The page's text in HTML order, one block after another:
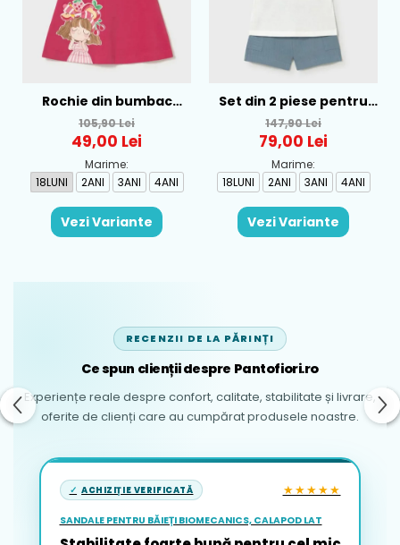
Rochie din bumbac
pentru fete Mayoral,
Rosu - 1930-069
105,90 Lei
49,00 Lei
Marime:
18LUNI
2ANI 3ANI 4ANI
Vezi Variante
Set din 2 piese pentru
baieti Mayoral, Alb-
Albastru - 1665-31
147,90 Lei
79,00 Lei
Marime:
18LUNI
2ANI 3ANI 4ANI
Vezi Variante
RECENZII DE LA PĂRINȚI
Ce spun clienții despre Pantofiori.ro
Experiențe reale despre confort, calitate, stabilitate și livrare,
oferite de clienți care au cumpărat produsele noastre.
ACHIZIȚIE VERIFICATĂ ★★★★★
SANDALE PENTRU BĂIEȚI BIOMECANICS, CALAPOD LAT